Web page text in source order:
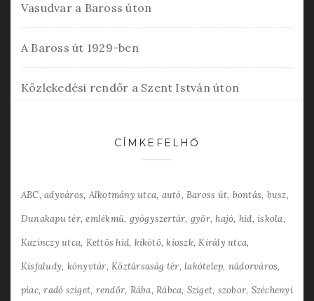
Vasudvar a Baross úton
A Baross út 1929-ben
Közlekedési rendőr a Szent István úton
CÍMKEFELHŐ
ABC adyváros Alkotmány utca autó Baross út bontás busz
Dunakapu tér emlékmű gyógyszertár győr hajó híd iskola
Kazinczy utca Kettős híd kikötő kioszk Király utca
Kisfaludy könyvtár Köztársaság tér lakótelep nádorváros
piac radó sziget rendőr Rába Rábca Sziget szobor Széchenyi